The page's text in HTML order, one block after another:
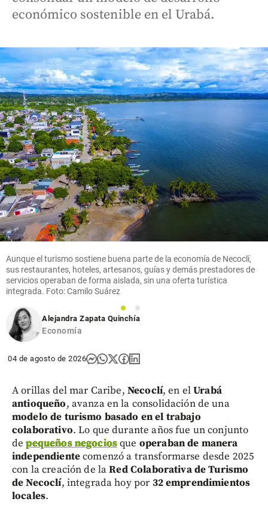
económico sostenible en el Urabá.
Aunque el turismo sostiene buena parte de la economía de Necoclí,
sus restaurantes, hoteles, artesanos, guías y demás prestadores de
servicios operaban de forma aislada, sin una oferta turística
integrada. Foto: Camilo Suárez
1
2
Alejandra Zapata Quinchía
Economía
04 de agosto de 2026
A orillas del mar Caribe, Necoclí, en elUrabá
antioqueño, avanza en la consolidación de una
modelo de turismo basado en el trabajo
colaborativo. Lo que durante años fue un conjunto
depequeños negociosque operaban de manera
independientecomenzó a transformarse desde 2025
con la creación de laRed Colaborativa de Turismo
de Necoclí, integrada hoy por 32 emprendimientos
locales.